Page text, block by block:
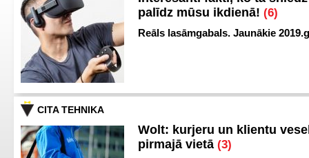
palīdz mūsu ikdienā! (6)
Reāls lasāmgabals. Jaunākie
CITA TEHNIKA
Wolt: kurjeru un klientu
pirmajā vietā (3)